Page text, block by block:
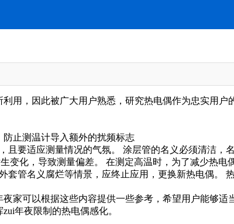
用，因此被广大用户熟悉，研究热电偶作为忠实用户
止测温计导入额外的扰频标志
要适应测量情况的气氛。 涂层管的名义必须清洁，
变化，导致测量偏差。 在测定高温时，为了减少热电
管名义腐烂等情景，应终止应用，更换新热电偶。
家可以根据这些内容提供一些参考，希望用户能够适
年夜限制的热电偶感化。